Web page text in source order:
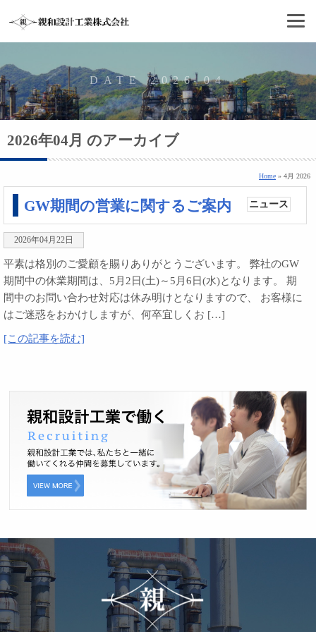
DATE 2026 04
2026年04月 のアーカイブ
Home » 4月 2026
GW期間の営業に関するご案内 ニュース
2026年04月22日
平素は格別のご愛顧を賜りありがとうございます。 弊社のGW
期間中の休業期間は、5月2日(土)～5月6日(水)となります。 期
間中のお問い合わせ対応は休み明けとなりますので、 お客様に
はご迷惑をおかけしますが、何卒宜しくお […]
[この記事を読む]